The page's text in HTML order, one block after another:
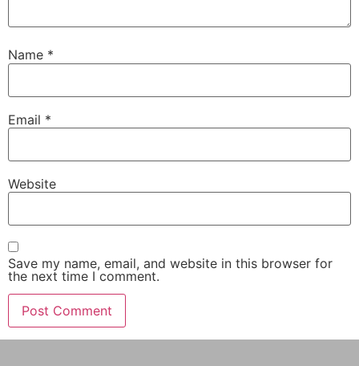
Name *
Email *
Website
Save my name, email, and website in this browser for
the next time I comment.